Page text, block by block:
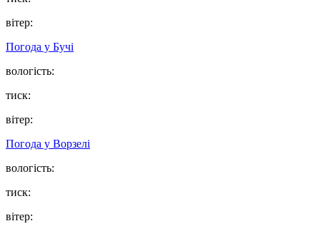
вітер:
Погода у Бучі
вологість:
тиск:
вітер:
Погода у Ворзелі
вологість:
тиск:
вітер: